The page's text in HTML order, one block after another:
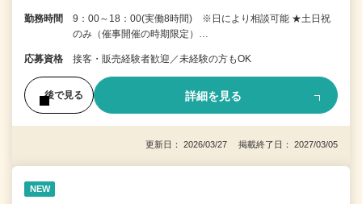
勤務時間
9：00～18：00(実働8時間) ※日により相談可能 ★土日祝
のみ（催事開催の時期限定）…
応募資格 接客・販売経験者歓迎／未経験の方もOK
後で見る 詳細を見る
更新日： 2026/03/27 掲載終了日： 2027/03/05
NEW